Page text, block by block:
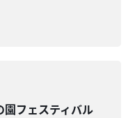
園フェスティバル